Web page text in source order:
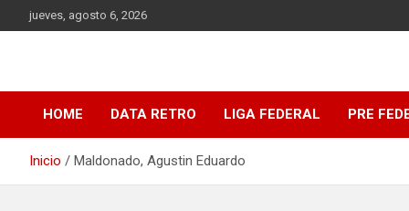
Saltar
al
jueves, agosto 6, 2026
DATA Basquet
HOME DATA RETRO LIGA FEDERAL PRE
Inicio Maldonado, Agustin Eduardo